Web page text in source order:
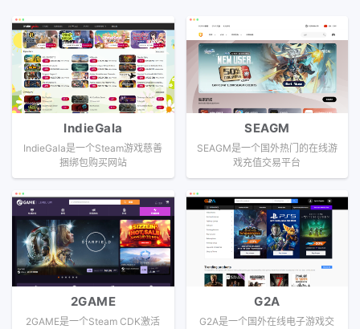
IndieGala
IndieGala是一个Steam游戏慈善
捆绑包购买网站
SEAGM
SEAGM是一个国外热门的在线游
戏充值交易平台
2GAME
2GAME是一个Steam CDK激活
G2A
G2A是一个国外在线电子游戏交